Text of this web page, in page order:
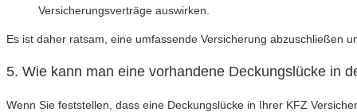
Versicherungsverträge auswirken.
Es ist daher ratsam, eine umfassende Versicherung abzuschließen
5. Wie kann man eine vorhandene Deckungslücke in
Wenn Sie feststellen, dass eine Deckungslücke in Ihrer KFZ